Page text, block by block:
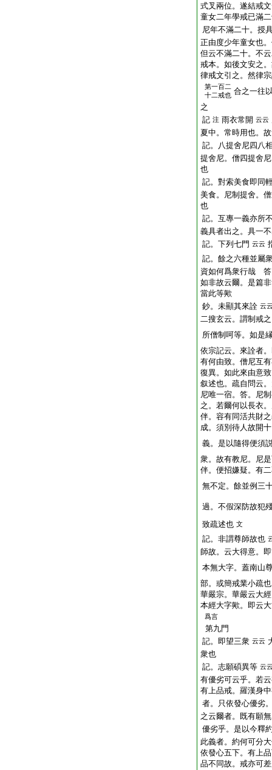
式叉兩位。遂結戒
童女二年學戒已滿
尼年不滿二十。授
正由度少年童女也
但云不滿二十。不
戒本。如後文安之
律戒文引之。然律
第一百二
十二戒也 合之一往
之
記 注 雨衣常開 云云
夏中。常時用也。
記。八提舍尼四八
提舍尼。僧四提舍
也
記。對索美食即同
美食。尼制提舍。
也
記。互專一義亦所
義具者出之。具一
記。下列七門 云云
記。餘之六種並屬
資如何爲衆行哉 答
如非故云爾。是篇
當此等歟
鈔。未顯其來詮 云
二搜玄云。謂制戒
所僧制呵等。如是
依宗記云。來詮者
有何由致。僧尼互
復異。如此來由意
叙述也。疏自問云
尼唯一宿。答。尼
之。若爾何以長衣
伴。容有同活共財
成。須別待人故開
義。是以隨得便須
衆。故有教尼。尼
伴。便招嫌疑。有
無不定。餘並例三
過。不假深防故犯
致疏述也 文
記。非謂尊師故也
師故。云大得意。
本無大字。蓋南山
部。或簡戒業小疏
華嚴宗。華嚴云大
本經大字歟。即云
爲言
第九門
記。即望三衆 云云
衆也
記。志願碩異等 云
有優劣可云乎。若
有上品戒。羅漢身
者。只依發心優劣
之云爾者。既有願
優劣乎。是以今釋
此義者。約何可分
依發心五下。有上
品不同故。戒亦可